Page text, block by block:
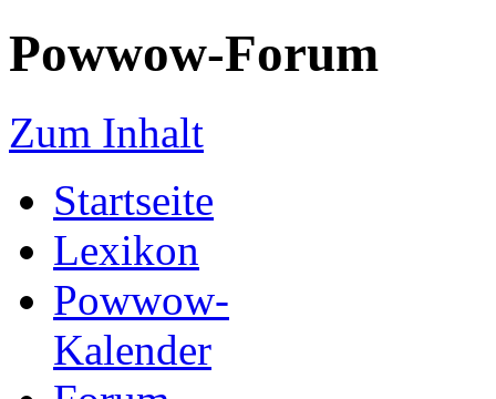
Powwow-Forum
Zum Inhalt
Startseite
Lexikon
Powwow-
Kalender